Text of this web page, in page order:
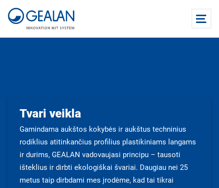
Tvari veikla
Gamindama aukštos kokybės ir aukštus techninius
rodiklius atitinkančius profilius plastikiniams langams
ir durims, GEALAN vadovaujasi principu – tausoti
išteklius ir dirbti ekologiškai švariai. Daugiau nei 25
metus taip dirbdami mes įrodėme, kad tai tikrai